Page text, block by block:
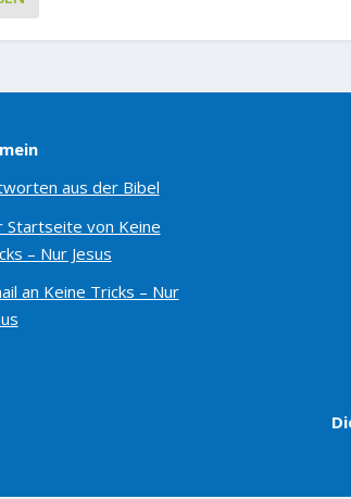
aus der Bibel
Startseite von Keine
– Nur Jesus
an Keine Tricks – Nur